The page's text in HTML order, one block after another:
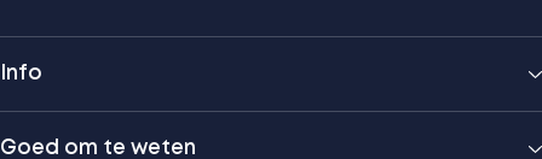
Info
Goed om te weten